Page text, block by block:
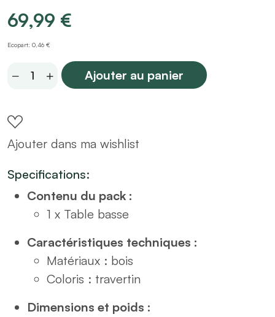
69,99 €
Ecopart: 0,46 €
tables
basses
bois
effet
travertin
quantity
Ajouter au panier
Ajouter dans ma wishlist
Specifications:
Contenu du pack :
1 x Table basse
Caractéristiques techniques :
Matériaux : bois
Coloris : travertin
Dimensions et poids :